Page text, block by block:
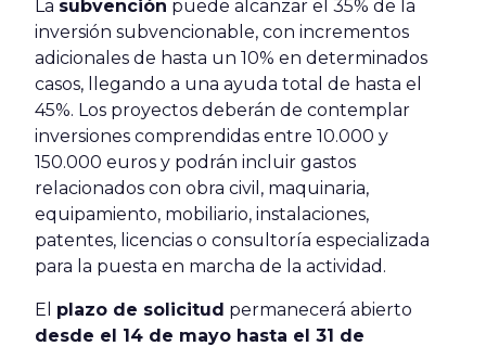
La subvención puede alcanzar el 35% de la
inversión subvencionable, con incrementos
adicionales de hasta un 10% en determinados
casos, llegando a una ayuda total de hasta el
45%. Los proyectos deberán de contemplar
inversiones comprendidas entre 10.000 y
150.000 euros y podrán incluir gastos
relacionados con obra civil, maquinaria,
equipamiento, mobiliario, instalaciones,
patentes, licencias o consultoría especializada
para la puesta en marcha de la actividad.
El plazo de solicitud permanecerá abierto
desde el 14 de mayo hasta el 31 de